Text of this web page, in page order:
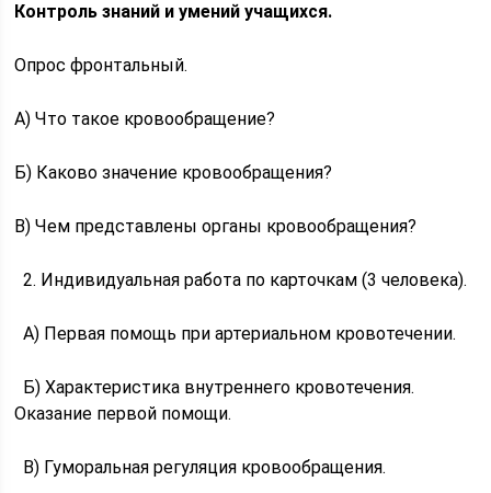
Контроль знаний и умений учащихся.
Опрос фронтальный.
А) Что такое кровообращение?
Б) Каково значение кровообращения?
В) Чем представлены органы кровообращения?
2. Индивидуальная работа по карточкам (3 человека).
А) Первая помощь при артериальном кровотечении.
Б) Характеристика внутреннего кровотечения.
Оказание первой помощи.
В) Гуморальная регуляция кровообращения.